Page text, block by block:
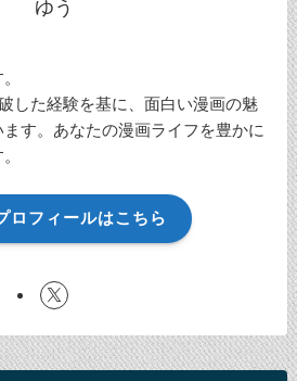
ゆう
した経験を基に、面白い漫画の魅
す。あなたの漫画ライフを豊かに
ロフィールはこちら